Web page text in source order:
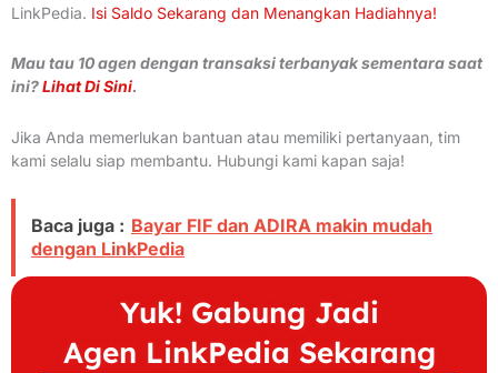
LinkPedia. Isi Saldo Sekarang dan Menangkan Hadiahnya!
Mau tau 10 agen dengan transaksi terbanyak sementara saat
ini?Lihat Di Sini.
Jika Anda memerlukan bantuan atau memiliki pertanyaan, tim
kami selalu siap membantu. Hubungi kami kapan saja!
Baca juga : Bayar FIF dan ADIRA makin mudah
dengan LinkPedia
Yuk! Gabung Jadi
Agen LinkPedia Sekarang